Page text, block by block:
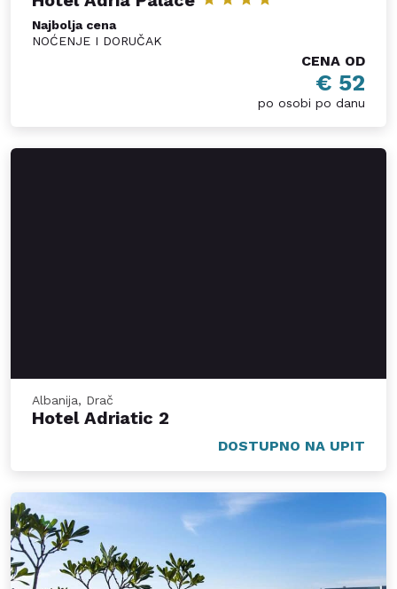
Najbolja cena
NOĆENJE I DORUČAK
CENA OD
€ 52
po osobi po danu
Albanija, Drač
Hotel Adriatic 2
DOSTUPNO NA UPIT